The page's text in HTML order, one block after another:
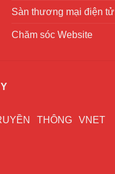
Sàn thương mại điện tử
Chăm sóc Website
THÔNG VNET